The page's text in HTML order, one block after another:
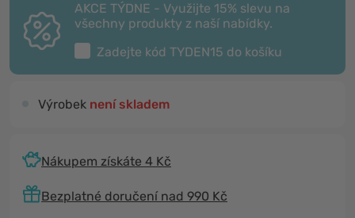
AKCE TÝDNE - Využijte 15% slevu na
všechny produkty z naší nabídky.
Zadejte kód TYDEN15 do košíku
Výrobek není skladem
Nákupem získáte 4 Kč
Bezplatné doručení nad 990 Kč